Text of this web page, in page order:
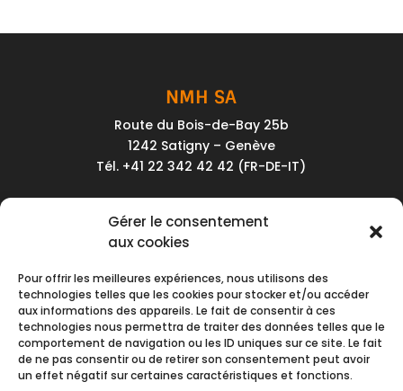
Gérer le consentement
aux cookies
Pour offrir les meilleures expériences, nous utilisons des
technologies telles que les cookies pour stocker et/ou accéder
aux informations des appareils. Le fait de consentir à ces
technologies nous permettra de traiter des données telles que le
comportement de navigation ou les ID uniques sur ce site. Le fait
de ne pas consentir ou de retirer son consentement peut avoir
un effet négatif sur certaines caractéristiques et fonctions.
NMH SA
Route du Bois-de-Bay 25b
1242 Satigny – Genève
Tél. +41 22 342 42 42 (FR-DE-IT)
Service client
Conditions générales de vente
Impressum
Nous contacter
Moyens de paiement